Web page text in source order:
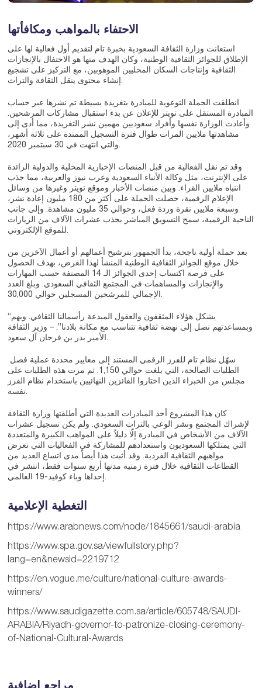
الاحتفاء بالمواهب ومكافأتها
استعانت وزارة الثقافة السعودية بخبرة تام لتقديم أول فعالية لها على
الإطلاق للجوائز الثقافية الوطنية، وكان الهدف منها هو الاحتفال بالإنجازات
الثقافية وإنتاجات السكان المحليين الموهوبين، مع التركيز على تشجيع
انطلقت الحملة التوعوية للمبادرة بتغريدة بسيطة تم نشرها عبر حساب
المبادرة المستقل على تويتر للإعلان عن بدء استقبال مشاركات المرشحين.
وأعادت الوزارة نفسها وأفراد سعوديين مهمين نشر التغريدة، مما أدى إلى
مشاهدتها ملايين المرات طوال فترة التسجيل الممتدة على ثلاثة أشهر،
وقد تم نقل الفعالية من قبل المنصات الإخبارية المحلية والدولية الرائدة
على الإنترنت، مثل وكالة الأنباء السعودية وعرب نيوز والعربية، مما جذب
انتباه ملايين القراء. وبين منصات الأخبار وموقع تويتر وغيرها من وسائل
الإعلام الرقمية، حصلت الحملة على أكثر من 180 مليون إعادة نشر،
وسبعة ملايين نقرة وردة فعل، وحوالي 35 مليون مشاهدة. وإلى جانب
الناحية الرقمية، سمح التسويق المباشر بجذب عشرات الآلاف من الزيارات
بعد حملة أولية ناجحة، بدأ الجمهور بترشيح أعمالهم أو أعمال الآخرين من
خلال موقع الجوائز الثقافية الوطنية المنشأ لهذا الغرض، بهدف الحصول
على فرصة اكتساب إحدى الجوائز الـ 14 المصنفة حسب المهارات
والإنجازات والمساهمات في المجتمع الثقافي السعودي. وبلغ العدد
“يشكل هؤلاء المثقفون والعقول المبدعة رأسمالنا الثقافي. وبهم
وبمساعدتهم نصل إلى نهضة ثقافية تتناسب مع مكانة بلادنا”. – وزير الثقافة
سهّل نظام تام للفرز الرقمي المستند إلى معايير محددة عملية فصل
الطلبات الصالحة، التي بلغت حوالي 1,150. ثم مرت هذه الطلبات على
مجلس من الخبراء الذين اختاروا الفائزين النهائيين باستخدام نظام الفرز
كان هذا المشروع أحد المبادرات العديدة التي أطلقتها وزارة الثقافة
لإشراك المجتمع ونشر الوعي بالتراث السعودي. ولم يكن تسجيل عشرات
الآلاف من الأشخاص في المبادرة إلّا دليلاً على المواهب الكبيرة والمتعددة
التي يمتلكها السعوديون واستعدادهم للمشاركة في الفعاليات التي تعرض
مواهبهم الثقافية الفردية. وقد أثبت هذا أيضاً مدى اتساع العديد من
القطاعات الثقافية خلال فترة زمنية مدتها أربع سنوات فقط، انتشر في
التغطية الإعلامية
https://www.arabnews.com/node/1845661/saudi-arabia
https://www.spa.gov.sa/viewfullstory.php?
lang=en&newsid=2219712
https://en.vogue.me/culture/national-culture-awards-
winners/
https://www.saudigazette.com.sa/article/605748/SAUDI-
ARABIA/Riyadh-governor-to-patronize-closing-ceremony-
of-National-Cultural-Awards
مراجع إضافية